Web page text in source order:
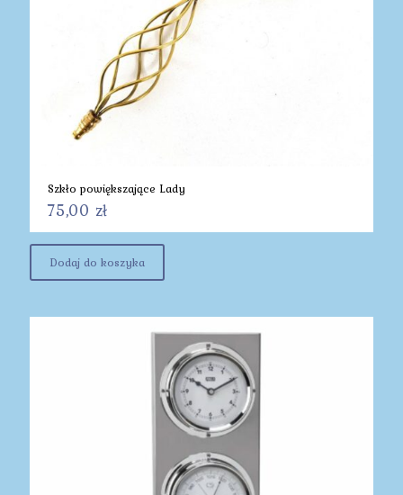
Szkło powiększające Lady
75,00 zł
Dodaj do koszyka